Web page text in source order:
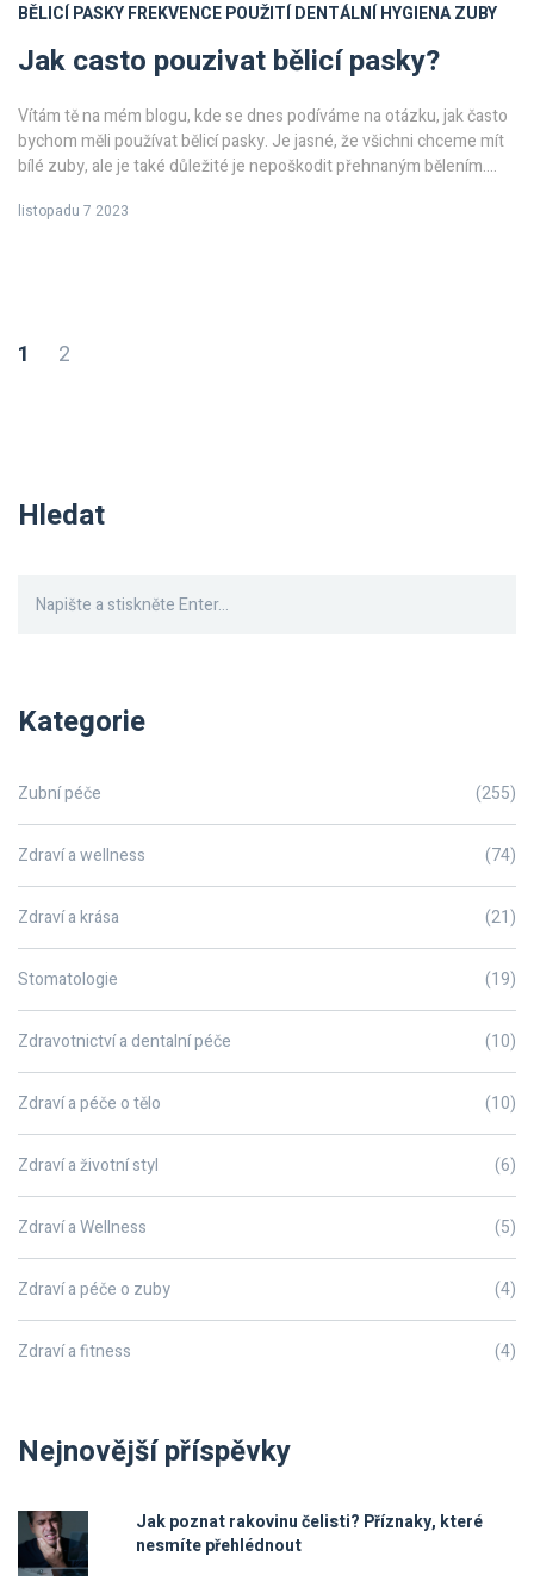
BĚLICÍ PASKYFREKVENCE POUŽITÍDENTÁLNÍ HYGIENAZUBY
Jak casto pouzivat bělicí pasky?
Vítám tě na mém blogu, kde se dnes podíváme na otázku, jak často
bychom měli používat bělicí pasky. Je jasné, že všichni chceme mít
bílé zuby, ale je také důležité je nepoškodit přehnaným bělením.
nějaké užitečné tipy. Připoj se a zjistíme to spolu!
listopadu 7 2023
1 2
Hledat
Kategorie
Zubní péče (255)
Zdraví a wellness (74)
Zdraví a krása (21)
Stomatologie (19)
Zdravotnictví a dentalní péče (10)
Zdraví a péče o tělo (10)
Zdraví a životní styl (6)
Zdraví a Wellness (5)
Zdraví a péče o zuby (4)
Zdraví a fitness (4)
Nejnovější příspěvky
Jak poznat rakovinu čelisti? Příznaky, které
nesmíte přehlédnout